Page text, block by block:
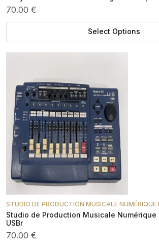
70.00 €
Select Options
STUDIO DE PRODUCTION MUSICALE
Studio de Production Musicale Numérique
USBr
70.00 €